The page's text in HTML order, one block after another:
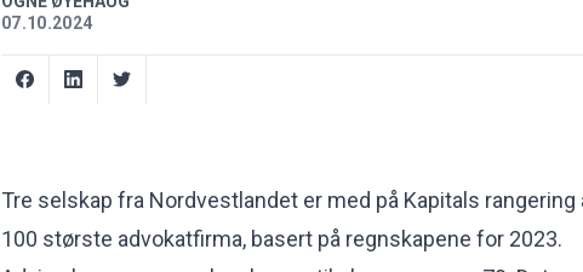
07.10.2024
Tre selskap fra Nordvestlandet er med på Kapitals rangering
100 største advokatfirma, basert på regnskapene for 2023.